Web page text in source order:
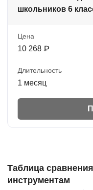
школьников 6
Цена
10 268 ₽
Длительность
1 месяц
Таблица
инструментам